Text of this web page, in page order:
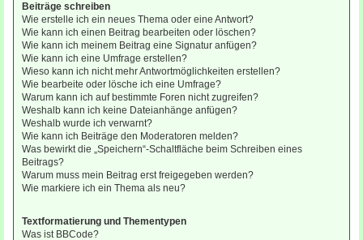
Beiträge schreiben
Wie erstelle ich ein neues Thema oder eine Antwort?
Wie kann ich einen Beitrag bearbeiten oder löschen?
Wie kann ich meinem Beitrag eine Signatur anfügen?
Wie kann ich eine Umfrage erstellen?
Wieso kann ich nicht mehr Antwortmöglichkeiten erstellen?
Wie bearbeite oder lösche ich eine Umfrage?
Warum kann ich auf bestimmte Foren nicht zugreifen?
Weshalb kann ich keine Dateianhänge anfügen?
Weshalb wurde ich verwarnt?
Wie kann ich Beiträge den Moderatoren melden?
Was bewirkt die „Speichern“-Schaltfläche beim Schreiben eines
Beitrags?
Warum muss mein Beitrag erst freigegeben werden?
Wie markiere ich ein Thema als neu?
Textformatierung und Thementypen
Was ist BBCode?